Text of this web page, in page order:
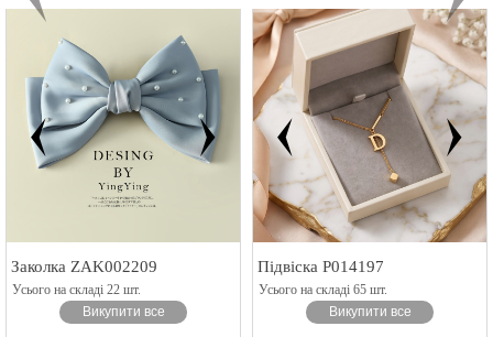
Заколка ZAK002209
Усього на складі 22 шт.
Викупити все
Підвіска P014197
Усього на складі 65 шт.
Викупити все